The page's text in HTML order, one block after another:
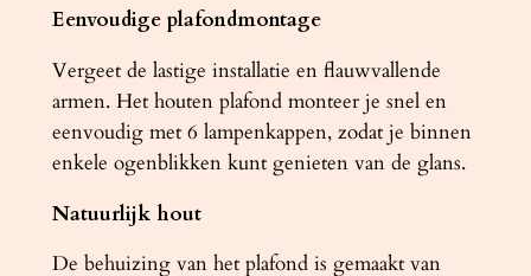
Eenvoudige plafondmontage
Vergeet de lastige installatie en flauwvallende
armen. Het houten plafond monteer je snel en
eenvoudig met 6 lampenkappen, zodat je binnen
enkele ogenblikken kunt genieten van de glans.
Natuurlijk hout
De behuizing van het plafond is gemaakt van